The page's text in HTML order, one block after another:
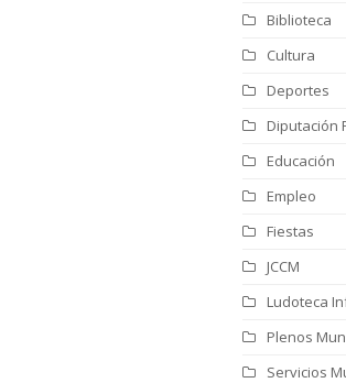
Biblioteca
Cultura
Deportes
Diputación
Educación
Empleo
Fiestas
JCCM
Ludoteca
Plenos
Servicios